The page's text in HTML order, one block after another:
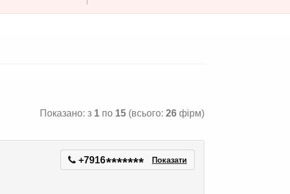
Показано: з 1 по 15 (всього: 26 фірм)
+7916******* Показати